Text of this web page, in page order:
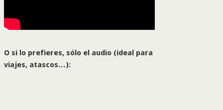
O si lo prefieres, sólo el audio (ideal para
viajes, atascos…):